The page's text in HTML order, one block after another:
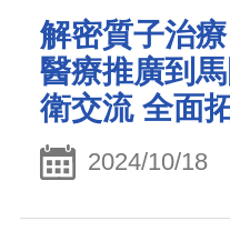
解密質子治
醫療推廣到
衛交流 全面
2024/10/18